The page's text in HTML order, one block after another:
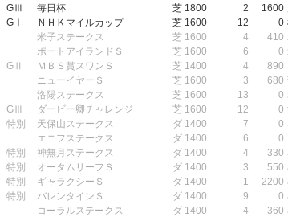
GⅢ 毎日杯 芝 1800 2 1600
GⅠ ＮＨＫマイルカップ 芝 1600 12 0
米子ステークス 芝 1600 4 410
ポートアイランドＳ 芝 1600 6 0
GⅡ ＭＢＳ賞スワンＳ 芝 1400 4 890
ニューイヤーＳ 芝 1600 3 680
洛陽ステークス 芝 1600 13 0
GⅢ ダービー卿チャレンジ 芝 1600 12 0
特別 天保山ステークス ダ 1400 7 0
エニフステークス ダ 1400 6 0
特別 神無月ステークス ダ 1400 4 330
特別 オータムリーフＳ ダ 1400 3 550
特別 ギャラクシーＳ ダ 1400 1 2200
特別 バレンタインＳ ダ 1400 9 0
コーラルステークス ダ 1400 4 360